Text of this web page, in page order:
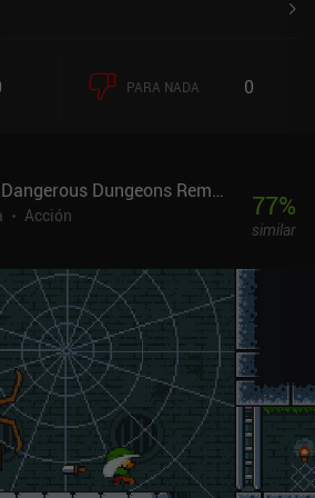
PARA NADA 0
Dungeons Remake
Acción
77%
similar